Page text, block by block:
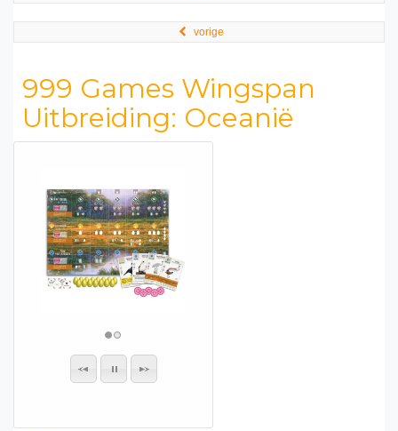
vorige
999 Games Wingspan
Uitbreiding: Oceanië